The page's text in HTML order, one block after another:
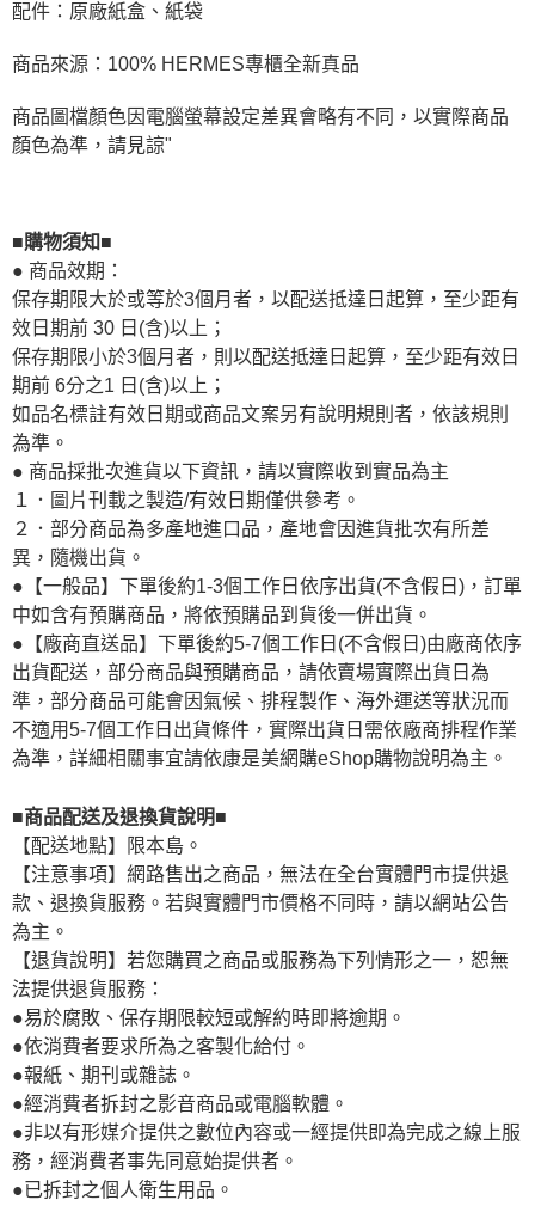
配件：原廠紙盒、紙袋
商品來源：100% HERMES專櫃全新真品
商品圖檔顏色因電腦螢幕設定差異會略有不同，以實際商品
顏色為準，請見諒"
■購物須知■
● 商品效期：
保存期限大於或等於3個月者，以配送抵達日起算，至少距有
效日期前 30 日(含)以上；
保存期限小於3個月者，則以配送抵達日起算，至少距有效日
期前 6分之1 日(含)以上；
如品名標註有效日期或商品文案另有說明規則者，依該規則
為準。
● 商品採批次進貨以下資訊，請以實際收到實品為主
１．圖片刊載之製造/有效日期僅供參考。
２．部分商品為多產地進口品，產地會因進貨批次有所差
異，隨機出貨。
●【一般品】下單後約1-3個工作日依序出貨(不含假日)，訂單
中如含有預購商品，將依預購品到貨後一併出貨。
●【廠商直送品】下單後約5-7個工作日(不含假日)由廠商依序
出貨配送，部分商品與預購商品，請依賣場實際出貨日為
準，部分商品可能會因氣候、排程製作、海外運送等狀況而
不適用5-7個工作日出貨條件，實際出貨日需依廠商排程作業
為準，詳細相關事宜請依康是美網購eShop購物說明為主。
■商品配送及退換貨說明■
【配送地點】限本島。
【注意事項】網路售出之商品，無法在全台實體門市提供退
款、退換貨服務。若與實體門市價格不同時，請以網站公告
為主。
【退貨說明】若您購買之商品或服務為下列情形之一，恕無
法提供退貨服務：
●易於腐敗、保存期限較短或解約時即將逾期。
●依消費者要求所為之客製化給付。
●報紙、期刊或雜誌。
●經消費者拆封之影音商品或電腦軟體。
●非以有形媒介提供之數位內容或一經提供即為完成之線上服
務，經消費者事先同意始提供者。
●已拆封之個人衛生用品。